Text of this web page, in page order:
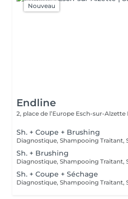
Nouveau
Endline
2, place de l’Europe Esch-sur-Alzette
Sh. + Coupe + Brushing
Sh. + Brushing
Sh. + Coupe + Séchage